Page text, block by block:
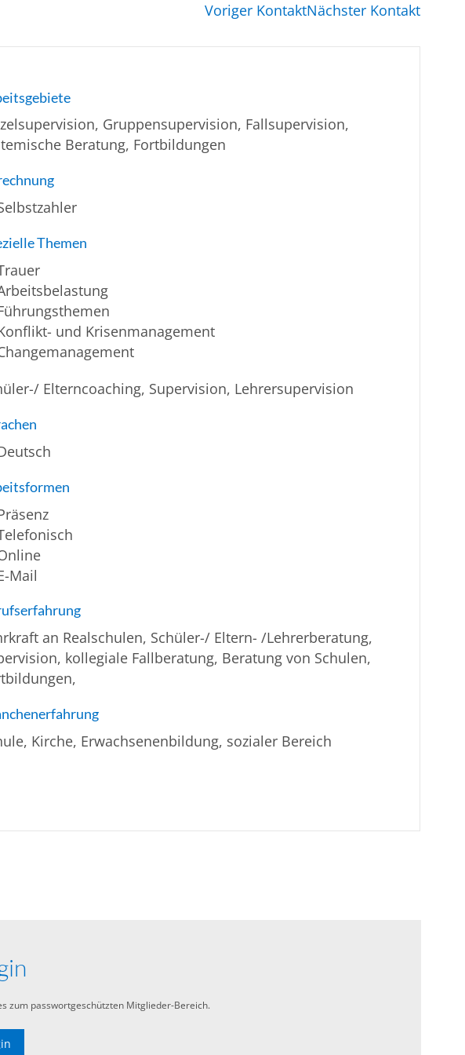
Voriger KontaktNächster Kontakt
Gruppensupervision, Fallsupervision,
Beratung, Fortbildungen
Themen
und Krisenmanagement
Elterncoaching, Supervision, Lehrersupervision
Mail
an Realschulen, Schüler-/ Eltern- /Lehrerberatung,
kollegiale Fallberatung, Beratung von Schulen,
Kirche, Erwachsenenbildung, sozialer Bereich
zum passwortgeschützten Mitglieder-Bereich.